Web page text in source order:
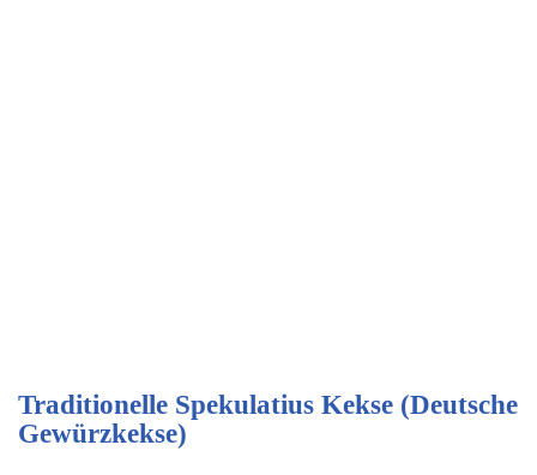
Traditionelle Spekulatius Kekse (Deutsche
Gewürzkekse)